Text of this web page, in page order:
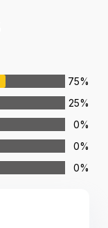
75%
25%
0%
0%
0%